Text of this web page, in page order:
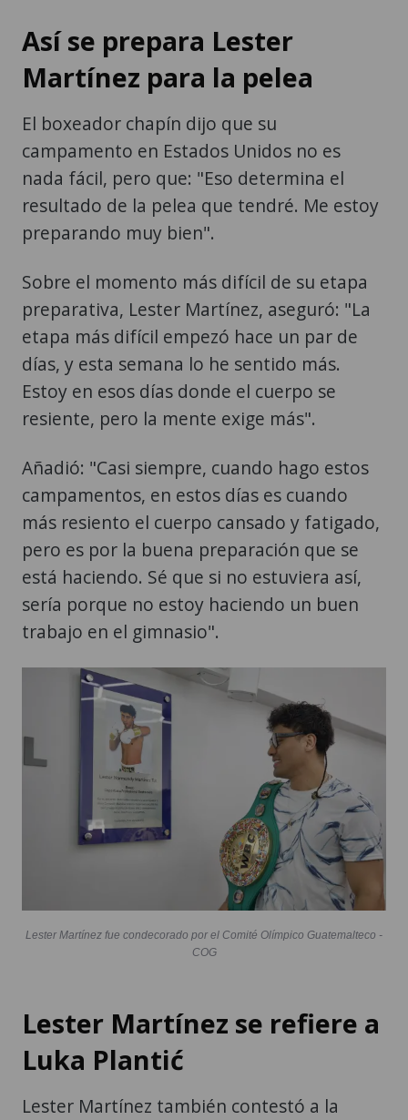
Así se prepara Lester
Martínez para la pelea
El boxeador chapín dijo que su
campamento en Estados Unidos no es
nada fácil, pero que: "Eso determina el
resultado de la pelea que tendré. Me estoy
preparando muy bien".
Sobre el momento más difícil de su etapa
preparativa, Lester Martínez, aseguró: "La
etapa más difícil empezó hace un par de
días, y esta semana lo he sentido más.
Estoy en esos días donde el cuerpo se
resiente, pero la mente exige más".
Añadió: "Casi siempre, cuando hago estos
campamentos, en estos días es cuando
más resiento el cuerpo cansado y fatigado,
pero es por la buena preparación que se
está haciendo. Sé que si no estuviera así,
sería porque no estoy haciendo un buen
trabajo en el gimnasio".
Lester Martínez fue condecorado por el Comité Olímpico Guatemalteco -
COG
Lester Martínez se refiere a
Luka Plantić
Lester Martínez también contestó a la